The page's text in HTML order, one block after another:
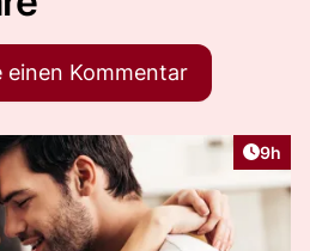
einen Kommentar
9h